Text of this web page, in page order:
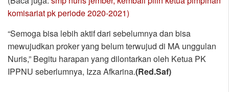
komisariat pk periode 2020-2021)
“Semoga bisa lebih aktif dari sebelumnya dan bisa
mewujudkan proker yang belum terwujud di MA unggulan
Nuris,” Begitu harapan yang dilontarkan oleh Ketua PK
IPPNU seberlumnya, Izza Afkarina.(Red.Saf)